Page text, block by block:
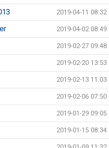
2019-04-11 08:32
2019-04-02 08:49
2019-02-27 09:48
2019-02-20 13:53
2019-02-13 11:03
2019-02-06 07:50
2019-01-29 09:05
2019-01-15 08:34